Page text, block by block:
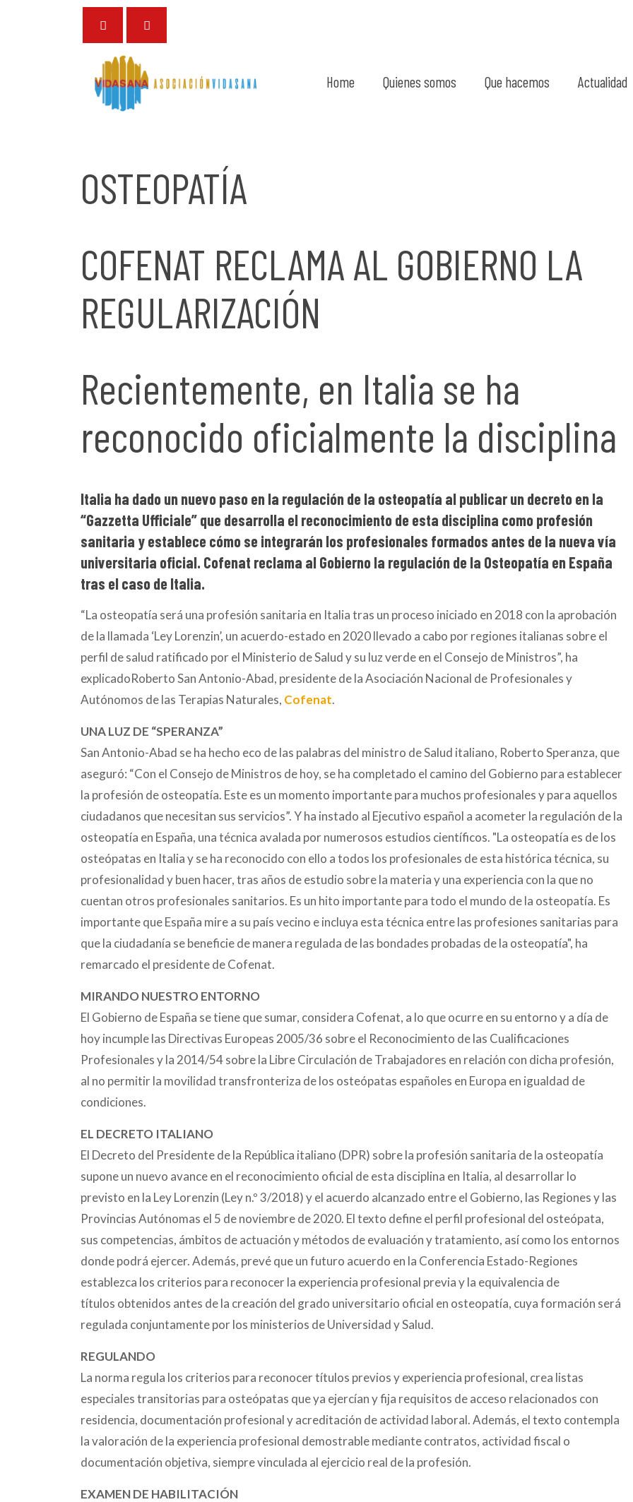
Home Quienes somos Que hacemos Actualidad
2 de junio de 2026
OSTEOPATÍA
COFENAT RECLAMA AL GOBIERNO LA
REGULARIZACIÓN
Recientemente, en Italia se ha
reconocido oficialmente la disciplina
Italia ha dado un nuevo paso en la regulación de la osteopatía al publicar un decreto en la
“Gazzetta Ufficiale”que desarrolla el reconocimiento de esta disciplina como profesión
sanitaria y establece cómo se integrarán los profesionales formados antes de la nueva vía
universitaria oficial. Cofenat reclama al Gobierno la regulación de la Osteopatía en España
tras el caso de Italia.
“La osteopatía será una profesión sanitaria en Italia tras un proceso iniciado en 2018 con la aprobación
de la llamada ‘Ley Lorenzin’, un acuerdo-estado en 2020 llevado a cabo por regiones italianas sobre el
perfil de salud ratificado por el Ministerio de Salud y su luz verde en el Consejo de Ministros”, ha
explicadoRoberto San Antonio-Abad, presidente de la Asociación Nacional de Profesionales y
Autónomos de las Terapias Naturales, Cofenat.
UNA LUZ DE “SPERANZA”
San Antonio-Abad se ha hecho eco de las palabras del ministro de Salud italiano, Roberto Speranza, que
aseguró: “Con el Consejo de Ministros de hoy, se ha completado el camino del Gobierno para establecer
la profesión de osteopatía. Este es un momento importante para muchos profesionales y para aquellos
ciudadanos que necesitan sus servicios”. Y ha instado al Ejecutivo español a acometer la regulación de la
osteopatía en España, una técnica avalada por numerosos estudios científicos. "La osteopatía es de los
osteópatas en Italia y se ha reconocido con ello a todos los profesionales de esta histórica técnica, su
profesionalidad y buen hacer, tras años de estudio sobre la materia y una experiencia con la que no
cuentan otros profesionales sanitarios. Es un hito importante para todo el mundo de la osteopatía. Es
importante que España mire a su país vecino e incluya esta técnica entre las profesiones sanitarias para
que la ciudadanía se beneficie de manera regulada de las bondades probadas de la osteopatía", ha
remarcado el presidente de Cofenat.
MIRANDO NUESTRO ENTORNO
El Gobierno de España se tiene que sumar, considera Cofenat, a lo que ocurre en su entorno y a día de
hoy incumple las Directivas Europeas 2005/36 sobre el Reconocimiento de las Cualificaciones
Profesionales y la 2014/54 sobre la Libre Circulación de Trabajadores en relación con dicha profesión,
al no permitir la movilidad transfronteriza de los osteópatas españoles en Europa en igualdad de
condiciones.
EL DECRETO ITALIANO
El Decreto del Presidente de la República italiano (DPR) sobre la profesión sanitaria de la osteopatía
supone un nuevo avance en el reconocimiento oficial de esta disciplina en Italia, al desarrollar lo
previsto en la Ley Lorenzin (Ley n.º 3/2018) y el acuerdo alcanzado entre el Gobierno, las Regiones y las
Provincias Autónomas el 5 de noviembre de 2020. El texto define el perfil profesional del osteópata,
sus competencias, ámbitos de actuación y métodos de evaluación y tratamiento, así como los entornos
donde podrá ejercer. Además, prevé que un futuro acuerdo en la Conferencia Estado-Regiones
establezca los criterios para reconocer la experiencia profesional previa y la equivalencia de
títulos obtenidos antes de la creación del grado universitario oficial en osteopatía, cuya formación será
regulada conjuntamente por los ministerios de Universidad y Salud.
REGULANDO
La norma regula los criterios para reconocer títulos previos y experiencia profesional, crea listas
especiales transitorias para osteópatas que ya ejercían y fija requisitos de acceso relacionados con
residencia, documentación profesional y acreditación de actividad laboral. Además, el texto contempla
la valoración de la experiencia profesional demostrable mediante contratos, actividad fiscal o
documentación objetiva, siempre vinculada al ejercicio real de la profesión.
EXAMEN DE HABILITACIÓN